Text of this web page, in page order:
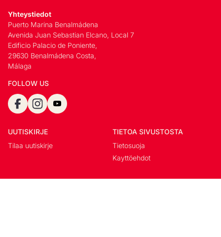
Yhteystiedot
Puerto Marina Benalmádena
Avenida Juan Sebastian Elcano, Local 7
Edificio Palacio de Poniente,
29630 Benalmádena Costa,
Málaga
FOLLOW US
UUTISKIRJE
Tilaa uutiskirje
TIETOA SIVUSTOSTA
Tietosuoja
Kayttöehdot